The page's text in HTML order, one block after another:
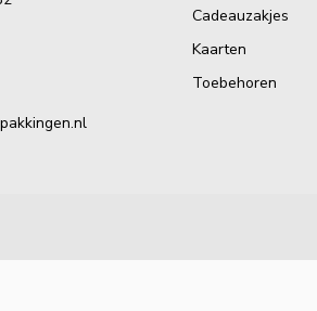
Cadeauzakjes
Kaarten
Toebehoren